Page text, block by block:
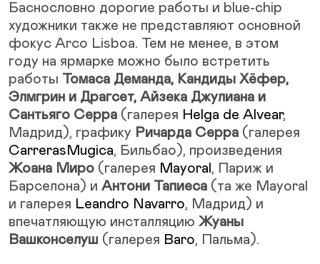
Баснословно дорогие работы и blue-chip
художники также не представляют основной
фокус Arco Lisboa. Тем не менее, в этом
году на ярмарке можно было встретить
работы Томаса Деманда, Кандиды Хёфер,
Элмгрин и Драгсет, Айзека Джулиана и
Сантьяго Серра (галерея Helga de Alvear,
Мадрид), графику Ричарда Серра (галерея
CarrerasMugica, Бильбао), произведения
Жоана Миро (галерея Mayoral , Париж и
Барселона) и Антони Тапиеса (та же Mayoral
и галерея Leandro Navarro, Мадрид) и
впечатляющую инсталляцию Жуаны
Вашконселуш (галерея Baro, Пальма).